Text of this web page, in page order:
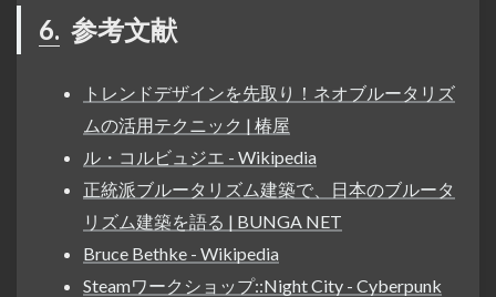
6. 参考文献
トレンドデザインを先取り！ネオブルータリズ
ムの活用テクニック | 椿屋
ル・コルビュジエ - Wikipedia
正統派ブルータリズム建築で、日本のブルータ
リズム建築を語る | BUNGA NET
Bruce Bethke - Wikipedia
Steamワークショップ::Night City - Cyberpunk